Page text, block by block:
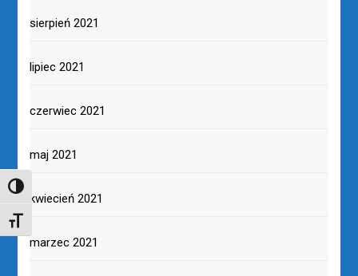
TOGGLE HIGH CONTRAST
TOGGLE FONT SIZE
sierpień 2021
lipiec 2021
czerwiec 2021
maj 2021
kwiecień 2021
marzec 2021